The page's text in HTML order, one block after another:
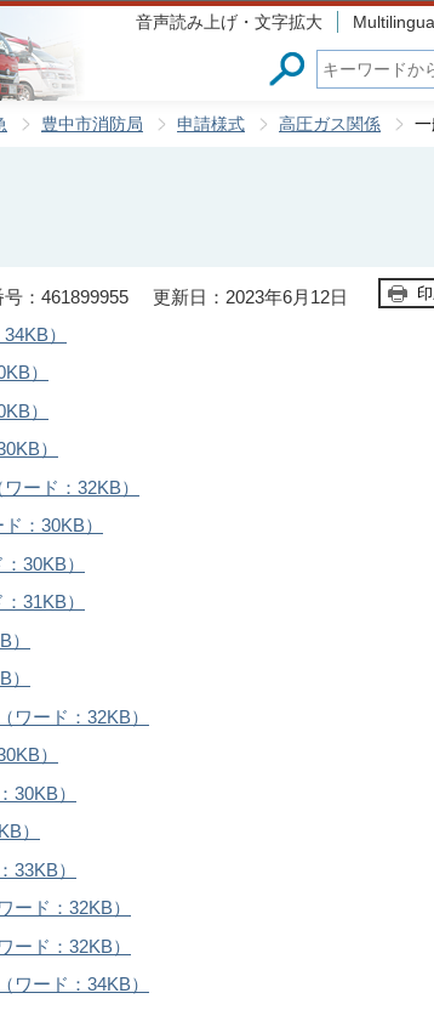
このページの本文へ移動
音声読み上げ・文字拡大
豊中市消防局 申請様式 高圧ガス関係
：461899955 更新日：2023年6月12日
）
）
）
）
ード：32KB）
：30KB）
30KB）
31KB）
ード：32KB）
）
）
）
）
ド：32KB）
ド：32KB）
ード：34KB）